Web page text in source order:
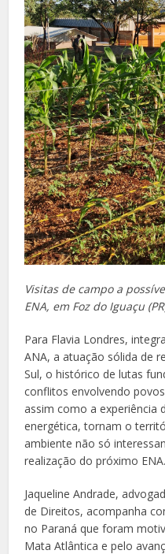
Visitas de campo a
ENA, em Foz do Iguaçu
Para Flavia Londres,
ANA, a atuação sólida de
Sul, o histórico de lutas
conflitos envolvendo
assim como a experiência
energética, tornam o
ambiente não só
realização do próximo ENA.
Jaqueline Andrade,
de Direitos, acompanha
no Paraná que foram
Mata Atlântica e pelo